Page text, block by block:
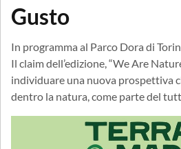
Gusto
In programma al Parco Dora di
Il claim dell’edizione, “We Are
individuare una nuova prospettiva
dentro la natura, come parte del